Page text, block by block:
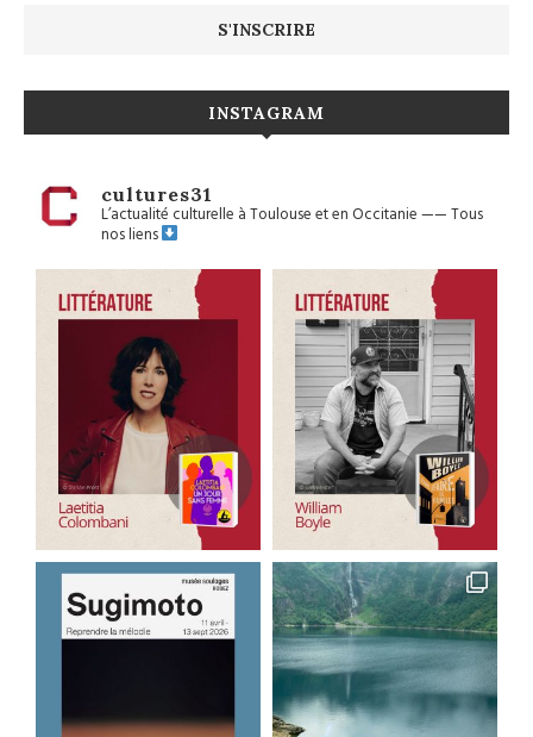
INSTAGRAM
cultures31
L’actualité culturelle à Toulouse et en Occitanie——Tous
nos liens